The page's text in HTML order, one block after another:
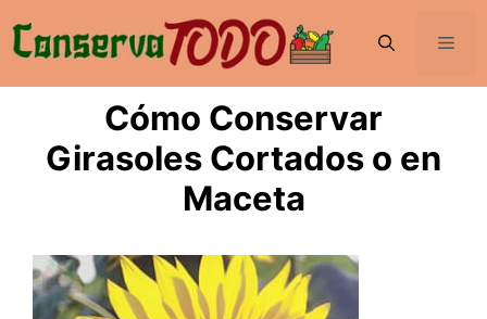
al
contenido
Cómo Conservar
Girasoles Cortados o en
Maceta